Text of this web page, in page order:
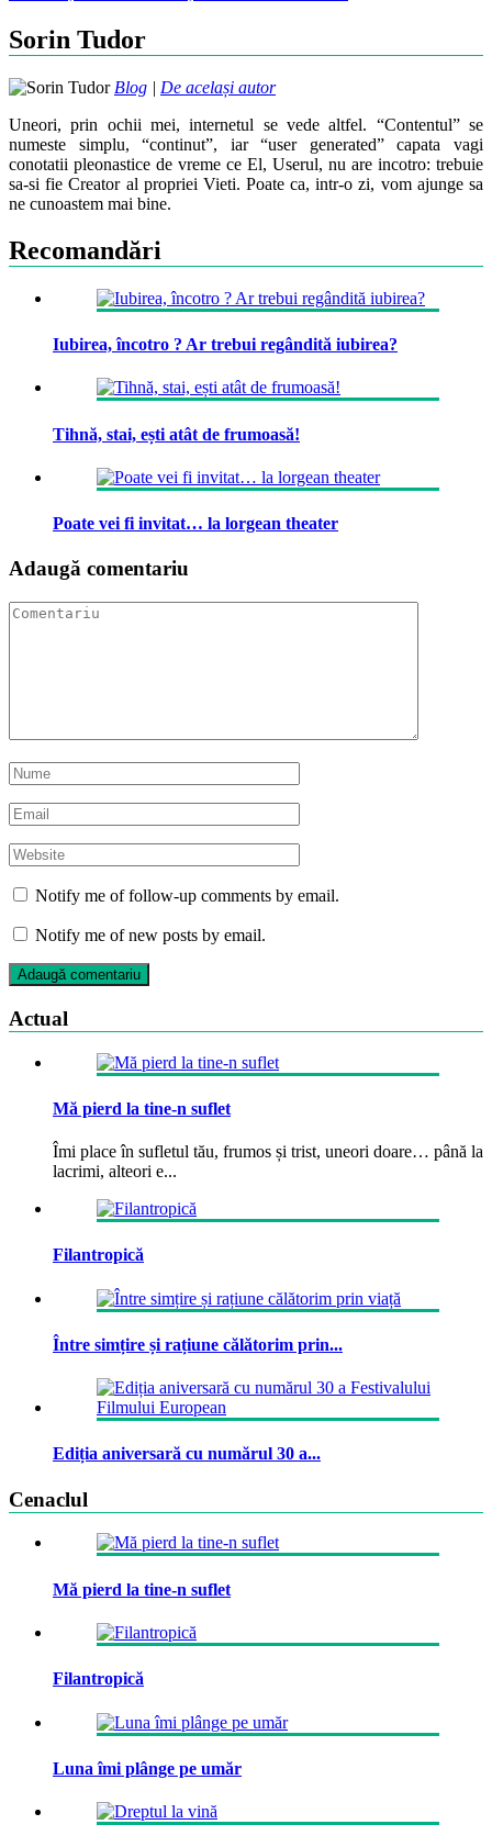
navigation
Sorin Tudor
Blog | De același autor
Uneori, prin ochii mei, internetul se vede altfel. “Contentul” se
numeste simplu, “continut”, iar “user generated” capata vagi
conotatii pleonastice de vreme ce El, Userul, nu are incotro: trebuie
sa-si fie Creator al propriei Vieti. Poate ca, intr-o zi, vom ajunge sa
ne cunoastem mai bine.
Recomandări
Iubirea, încotro ? Ar trebui regândită iubirea?
Tihnă, stai, ești atât de frumoasă!
Poate vei fi invitat… la lorgean theater
Adaugă comentariu
Notify me of follow-up comments by email.
Notify me of new posts by email.
Actual
Mă pierd la tine-n suflet
Îmi place în sufletul tău, frumos și trist, uneori doare… până la
lacrimi, alteori e...
Filantropică
Între simțire și rațiune călătorim prin...
Ediția aniversară cu numărul 30 a...
Cenaclul
Mă pierd la tine-n suflet
Filantropică
Luna îmi plânge pe umăr